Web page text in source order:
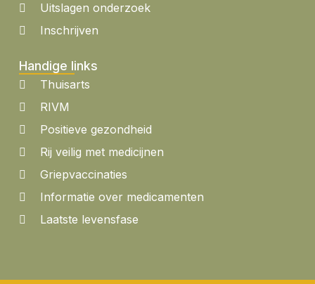
Uitslagen onderzoek
Inschrijven
Handige links
Thuisarts
RIVM
Positieve gezondheid
Rij veilig met medicijnen
Griepvaccinaties
Informatie over medicamenten
Laatste levensfase